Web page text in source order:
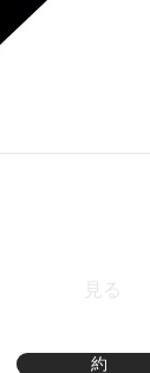
見る
約